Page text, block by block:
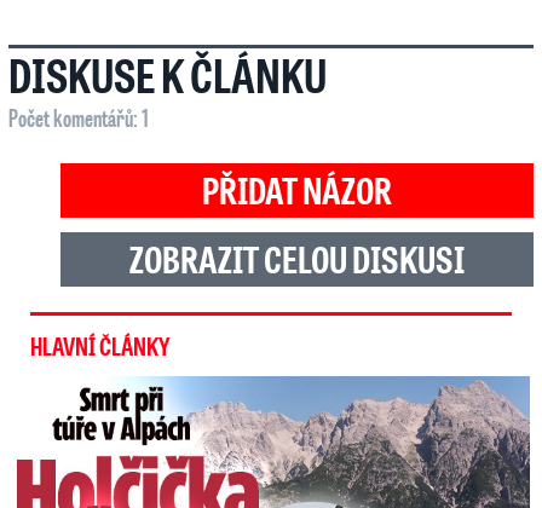
DISKUSE K ČLÁNKU
Počet komentářů: 1
PŘIDAT NÁZOR
ZOBRAZIT CELOU DISKUSI
HLAVNÍ ČLÁNKY
Smrt Češky v Alpách: Zemřela při túře s rodiči